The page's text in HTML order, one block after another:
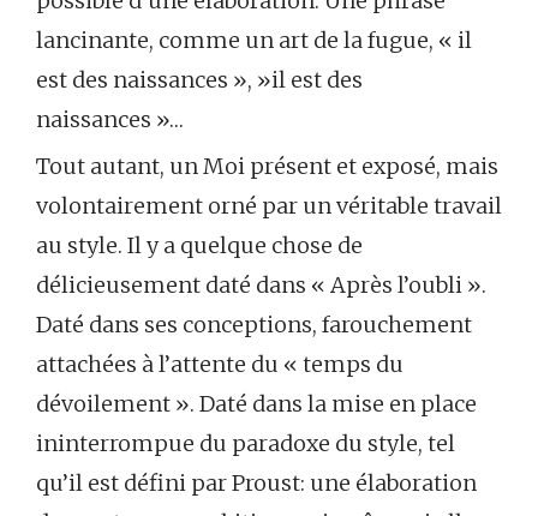
lancinante, comme un art de la fugue, « il
est des naissances », »il est des
naissances »…
Tout autant, un Moi présent et exposé, mais
volontairement orné par un véritable travail
au style. Il y a quelque chose de
délicieusement daté dans « Après l’oubli ».
Daté dans ses conceptions, farouchement
attachées à l’attente du « temps du
dévoilement ». Daté dans la mise en place
ininterrompue du paradoxe du style, tel
qu’il est défini par Proust: une élaboration